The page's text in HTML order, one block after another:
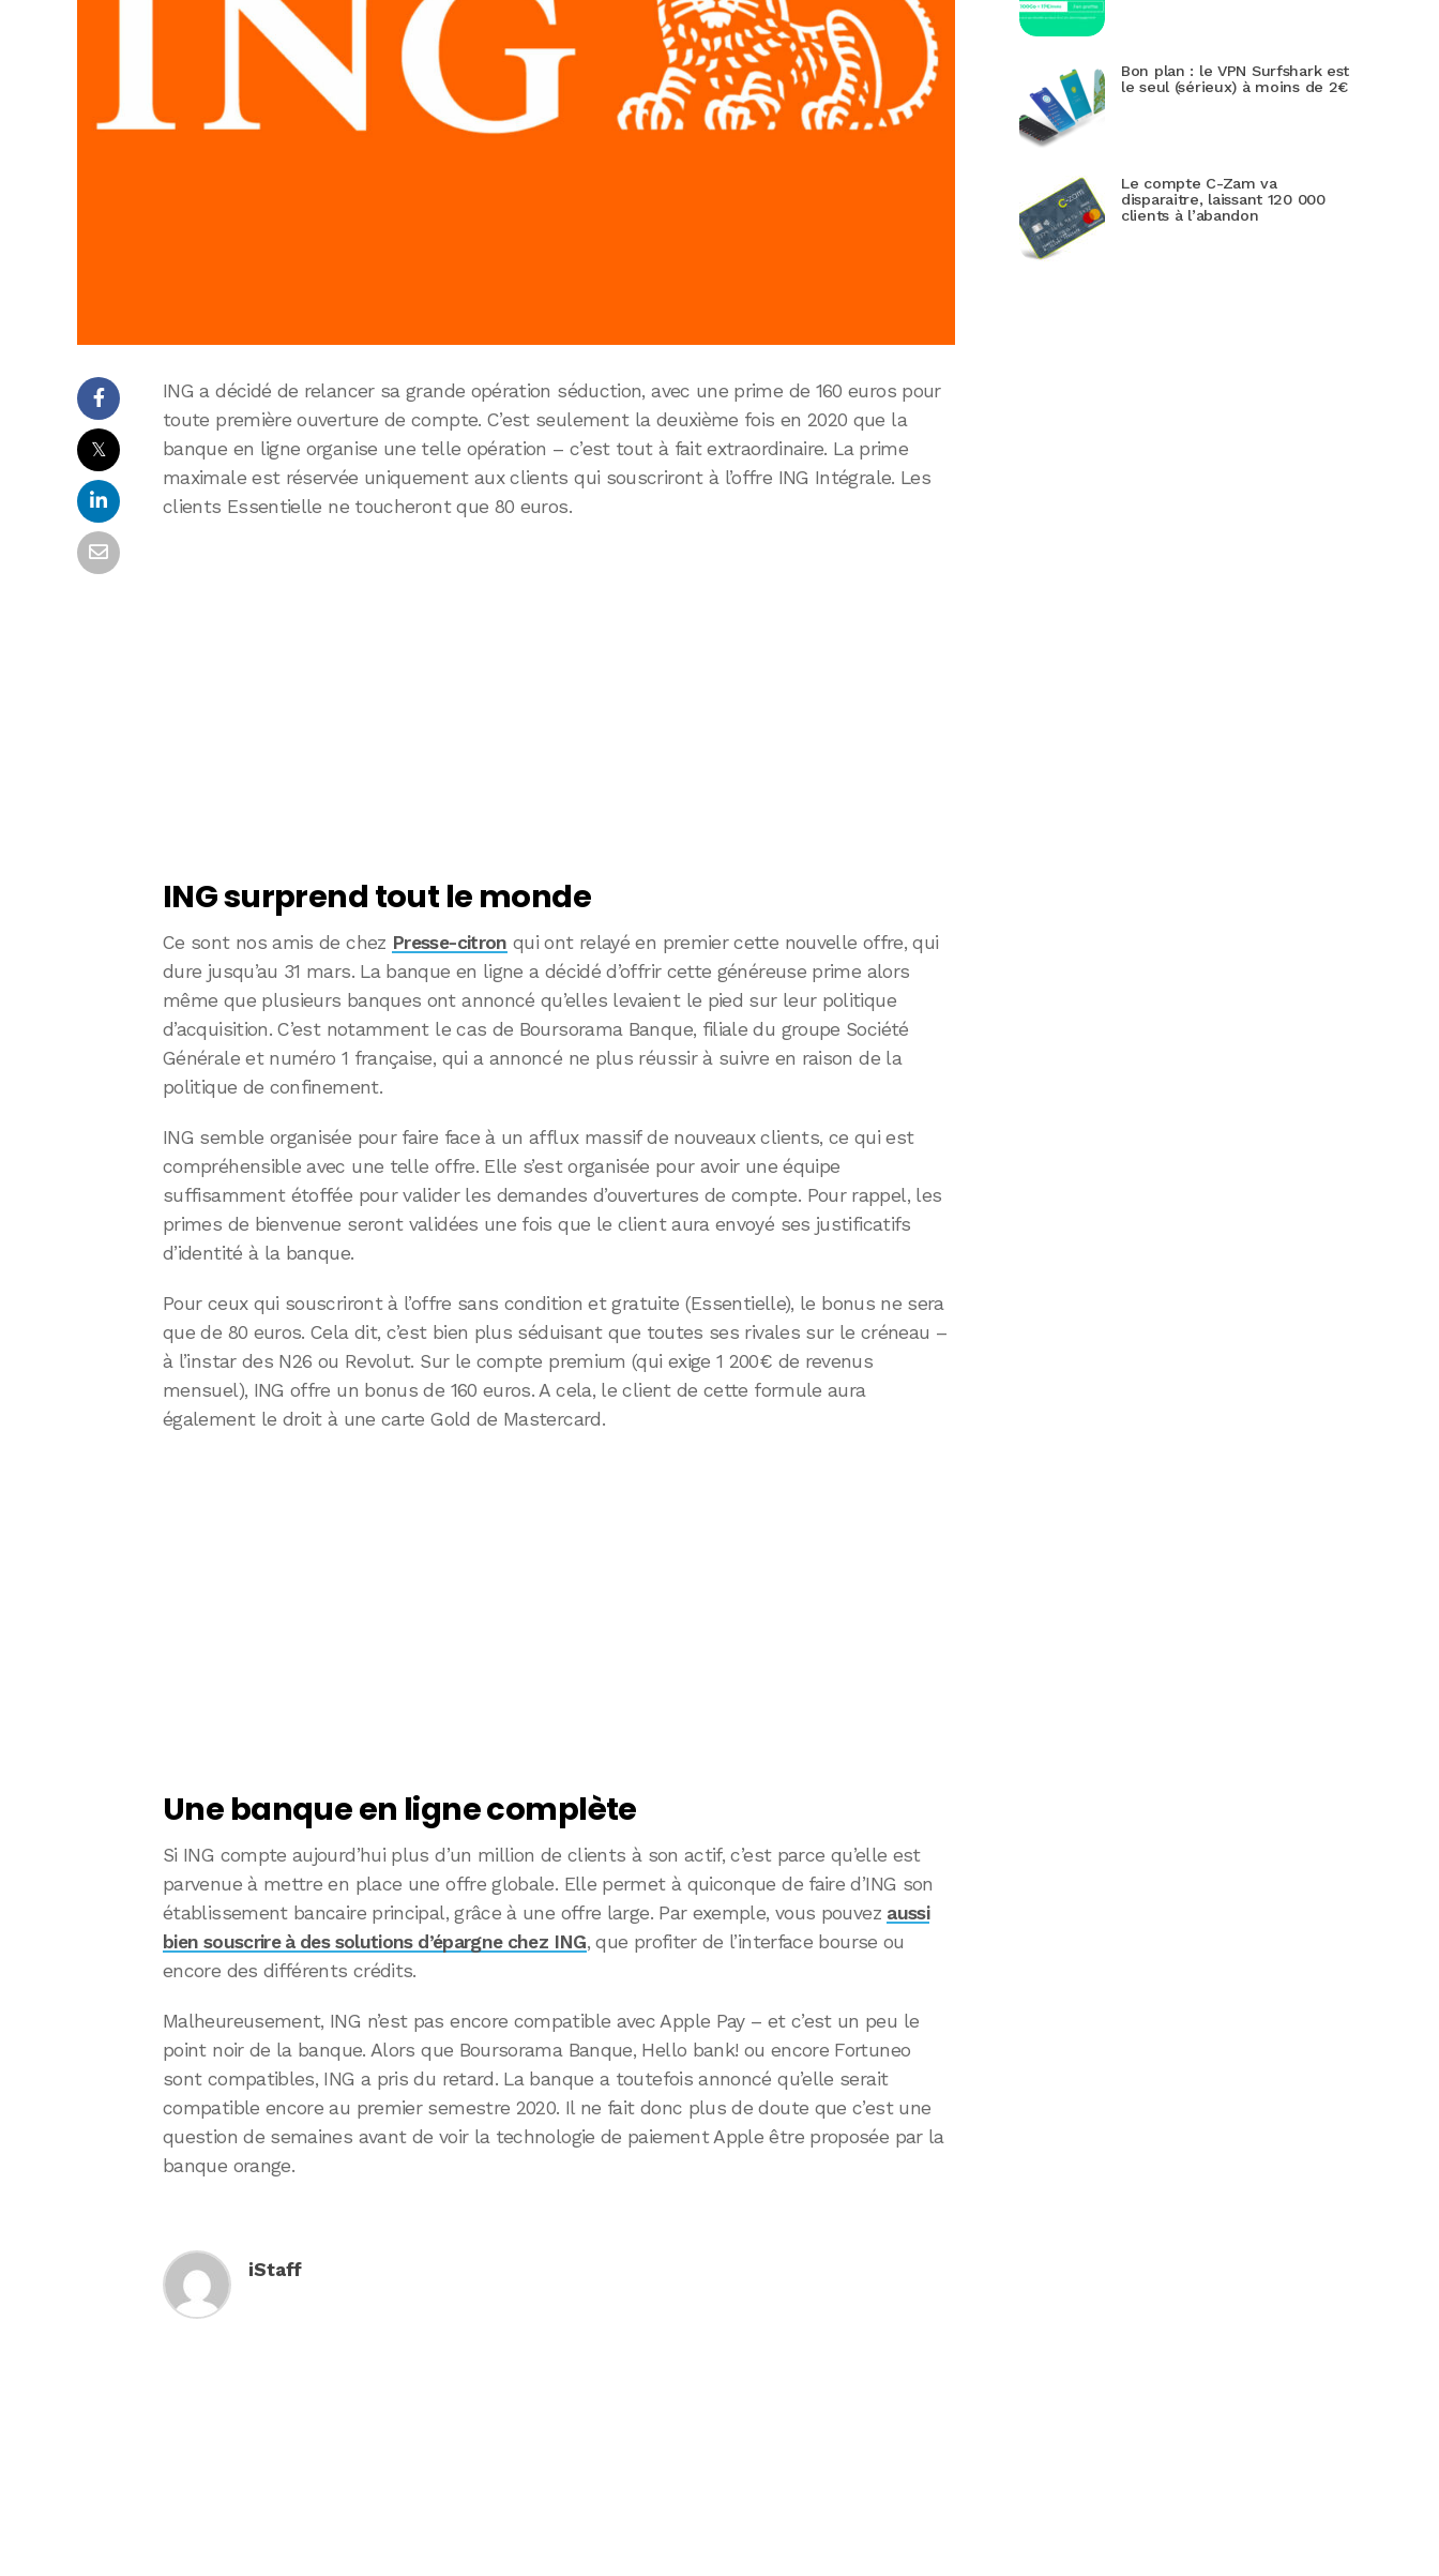
𝕏
ING a décidé de relancer sa grande opération séduction, avec une prime de 160 euros pour
toute première ouverture de compte. C’est seulement la deuxième fois en 2020 que la
banque en ligne organise une telle opération – c’est tout à fait extraordinaire. La prime
maximale est réservée uniquement aux clients qui souscriront à l’offre ING Intégrale. Les
clients Essentielle ne toucheront que 80 euros.
ING surprend tout le monde
Ce sont nos amis de chez Presse-citron qui ont relayé en premier cette nouvelle offre, qui
dure jusqu’au 31 mars. La banque en ligne a décidé d’offrir cette généreuse prime alors
même que plusieurs banques ont annoncé qu’elles levaient le pied sur leur politique
d’acquisition. C’est notamment le cas de Boursorama Banque, filiale du groupe Société
Générale et numéro 1 française, qui a annoncé ne plus réussir à suivre en raison de la
politique de confinement.
ING semble organisée pour faire face à un afflux massif de nouveaux clients, ce qui est
compréhensible avec une telle offre. Elle s’est organisée pour avoir une équipe
suffisamment étoffée pour valider les demandes d’ouvertures de compte. Pour rappel, les
primes de bienvenue seront validées une fois que le client aura envoyé ses justificatifs
d’identité à la banque.
Pour ceux qui souscriront à l’offre sans condition et gratuite (Essentielle), le bonus ne sera
que de 80 euros. Cela dit, c’est bien plus séduisant que toutes ses rivales sur le créneau –
à l’instar des N26 ou Revolut. Sur le compte premium (qui exige 1 200€ de revenus
mensuel), ING offre un bonus de 160 euros. A cela, le client de cette formule aura
également le droit à une carte Gold de Mastercard.
Une banque en ligne complète
Si ING compte aujourd’hui plus d’un million de clients à son actif, c’est parce qu’elle est
parvenue à mettre en place une offre globale. Elle permet à quiconque de faire d’ING son
établissement bancaire principal, grâce à une offre large. Par exemple, vous pouvez aussi
bien souscrire à des solutions d’épargne chez ING, que profiter de l’interface bourse ou
encore des différents crédits.
Malheureusement, ING n’est pas encore compatible avec Apple Pay – et c’est un peu le
point noir de la banque. Alors que Boursorama Banque, Hello bank! ou encore Fortuneo
sont compatibles, ING a pris du retard. La banque a toutefois annoncé qu’elle serait
compatible encore au premier semestre 2020. Il ne fait donc plus de doute que c’est une
question de semaines avant de voir la technologie de paiement Apple être proposée par la
banque orange.
iStaff
Bon plan : le VPN Surfshark est
le seul (sérieux) à moins de 2€
Le compte C-Zam va
disparaitre, laissant 120 000
clients à l’abandon